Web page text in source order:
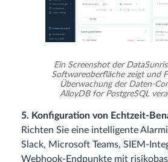
Ein Screenshot der
Softwareoberfläche zeigt und
Überwachung der
AlloyDB for PostgreSQL
5. Konfiguration von
Richten Sie eine intelligente
Slack, Microsoft Teams,
Webhook‑Endpunkte mit